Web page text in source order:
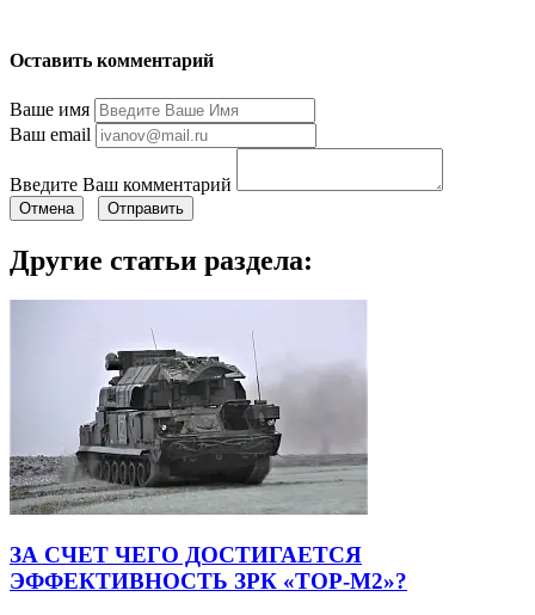
Оставить комментарий
Ваше имя
Ваш email
Введите Ваш комментарий
Отмена Отправить
Другие статьи раздела:
ЗА СЧЕТ ЧЕГО ДОСТИГАЕТСЯ
ЭФФЕКТИВНОСТЬ ЗРК «ТОР-М2»?